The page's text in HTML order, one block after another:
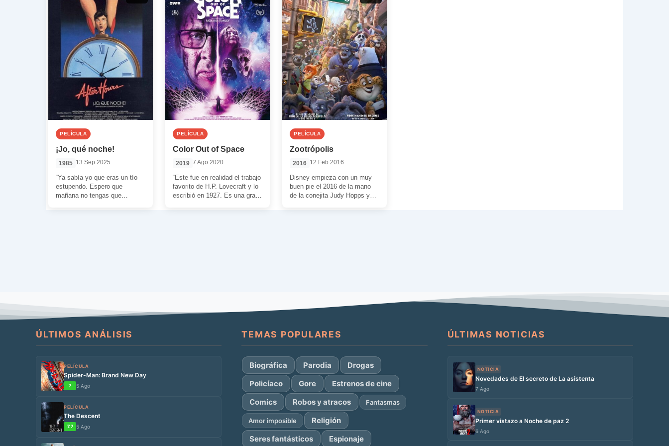
PELÍCULA
¡Jo, qué noche!
1985 13 Sep 2025
“Ya sabía yo que eras un tío
estupendo. Espero que
mañana no tengas que
PELÍCULA
Color Out of Space
2019 7 Ago 2020
“Este fue en realidad el trabajo
favorito de H.P. Lovecraft y lo
escribió en 1927. Es una gran
PELÍCULA
Zootrópolis
2016 12 Feb 2016
Disney empieza con un muy
buen pie el 2016 de la mano
de la conejita Judy Hopps y
ÚLTIMOS ANÁLISIS
PELÍCULA
Spider-Man: Brand New Day
7 5 Ago
PELÍCULA
The Descent
7.7 5 Ago
TEMAS POPULARES
Biográfica Parodia
Drogas
Policíaco
Gore
Estrenos de cine
Comics
Robos y atracos Fantasmas
Amor imposible
Religión
Seres fantásticos
Espionaje
ÚLTIMAS NOTICIAS
NOTICIA
Novedades de El secreto de La asistenta
7 Ago
NOTICIA
Primer vistazo a Noche de paz 2
6 Ago